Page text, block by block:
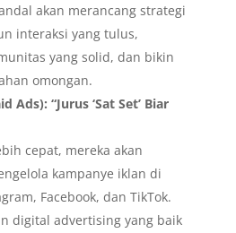
akan merancang strategi
interaksi yang tulus,
yang solid, dan bikin
omongan.
Ads): “Jurus ‘Sat Set’ Biar
cepat, mereka akan
kampanye iklan di
Facebook, dan TikTok.
digital advertising yang baik